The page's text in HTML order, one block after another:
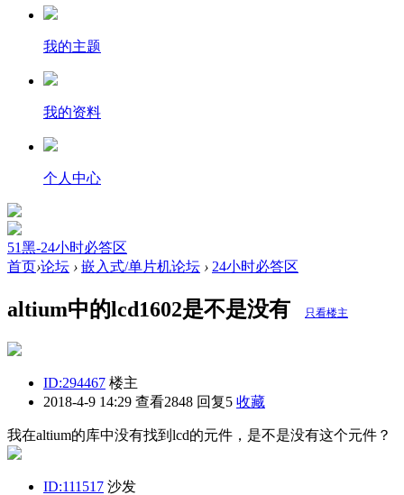
我的主题
我的资料
个人中心
51黑-24小时必答区
首页›论坛 › 嵌入式/单片机论坛 › 24小时必答区
altium中的lcd1602是不是没有 只看楼主
ID:294467 楼主
2018-4-9 14:29 查看2848 回复5 收藏
我在altium的库中没有找到lcd的元件，是不是没有这个元件？
ID:111517 沙发